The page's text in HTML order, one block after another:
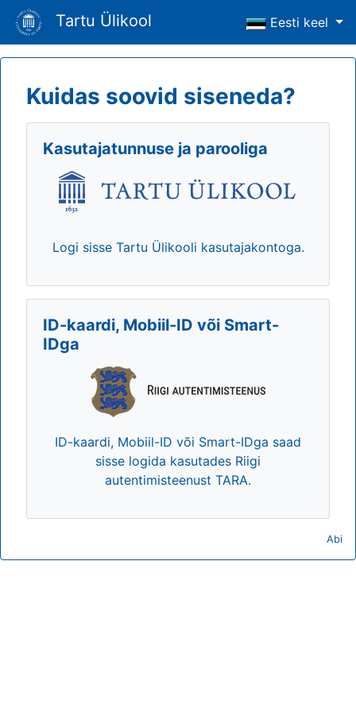
Tartu Ülikool Eesti keel
Kuidas soovid siseneda?
Kasutajatunnuse ja parooliga
Logi sisse Tartu Ülikooli kasutajakontoga.
ID-kaardi, Mobiil-ID või Smart-
IDga
ID-kaardi, Mobiil-ID või Smart-IDga saad
sisse logida kasutades Riigi
autentimisteenust TARA.
Abi